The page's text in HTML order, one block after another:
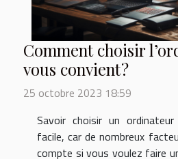
Comment choisir
vous convient ?
25 octobre 2023 18:59
Savoir choisir un
facile, car de nombreux
compte si vous voulez faire